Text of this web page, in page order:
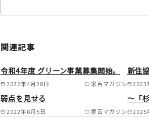
関連記事
2022年4月28日 家百マガジン
令和4年度 グリーン事業募集開始。
2023
新住
2022年8月5日 家百マガジン
弱点を見せる
2025
～「